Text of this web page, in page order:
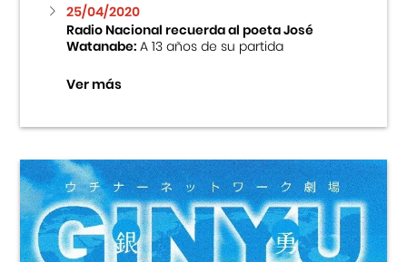
25/04/2020
Radio Nacional recuerda al poeta José
Watanabe:A 13 años de su partida
Ver más